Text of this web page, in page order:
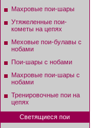
Махровые пои-шары
Утяжеленные пои-
кометы на цепях
Меховые пои-булавы с
нобами
Пои-шары с нобами
Махровые пои-шары с
нобами
Тренировочные пои на
цепях
Светящиеся пои